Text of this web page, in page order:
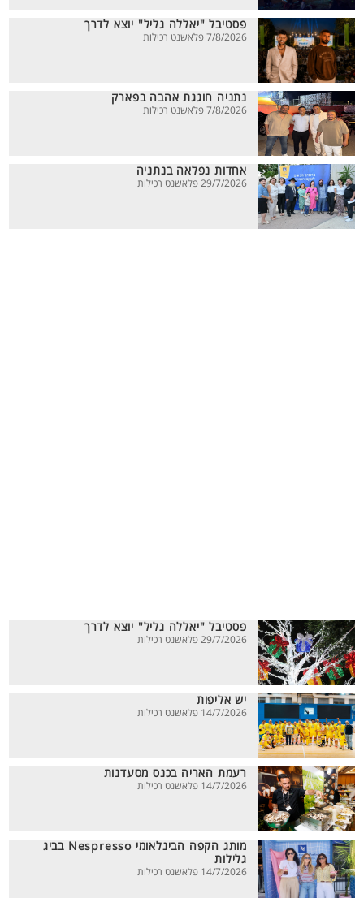
פסטיבל "יאללה גליל" יוצא לדרך
7/8/2026 פלאשנט רכילות
נתניה חוגגת אהבה בפארק
7/8/2026 פלאשנט רכילות
אחדות נפלאה בנתניה
29/7/2026 פלאשנט רכילות
פסטיבל "יאללה גליל" יוצא לדרך
29/7/2026 פלאשנט רכילות
יש אליפות
14/7/2026 פלאשנט רכילות
רעמת האריה בכנס מסעדנות
14/7/2026 פלאשנט רכילות
מותג הקפה הבינלאומי Nespresso בביג
גלילות
14/7/2026 פלאשנט רכילות